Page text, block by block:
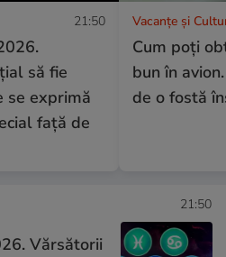
21:50
să fie
se exprimă
față de
Vacanțe și
Cum poți
bun în
de o fostă
21:50
Vărsătorii